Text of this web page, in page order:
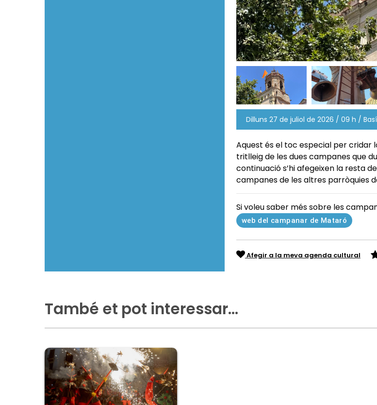
Dilluns 27 de juliol de 2026 / 09 h /
Aquest és el toc especial per cridar
tritlleig de les dues campanes que
continuació s’hi afegeixen la resta
campanes de les altres parròquies
Si voleu saber més sobre les
web del campanar de Mataró
Afegir a la meva agenda cultural
També et pot interessar…